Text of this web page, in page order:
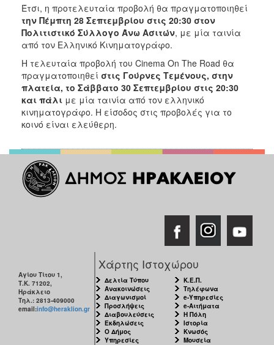
Έτσι, η προτελευταία προβολή θα πραγματοποιηθεί
την Πέμπτη 28 Σεπτεμβρίου στις 20:30 στον
Πολιτιστικό Σύλλογο Άνω Ασιτών, με μία ταινία
από τον Ελληνικό Κινηματογράφο.
Η τελευταία προβολή του Cinema On The Road θα
πραγματοποιηθεί στις Γούρνες Τεμένους, στην
πλατεία, το Σάββατο 30 Σεπτεμβρίου στις 20:30
και πάλι με μία ταινία από τον ελληνικό
κινηματογράφο. Η είσοδος στις προβολές για το
κοινό είναι ελεύθερη.
Αγίου Τίτου 1,
Τ.Κ. 71202,
Ηράκλειο
Τηλ.: 2813-409000
email:info@heraklion.gr
Χάρτης Ιστοχώρου
Δελτία Τύπου
Ανακοινώσεις
Διαγωνισμοί
Προσλήψεις
Διαβουλεύσεις
Εκδηλώσεις
Ο Δήμος
Υπηρεσίες
Κ.Ε.Π.
Τηλέφωνα
e-Υπηρεσίες
e-Αιτήματα
Η Πόλη
Ιστορία
Κνωσός
Μουσεία